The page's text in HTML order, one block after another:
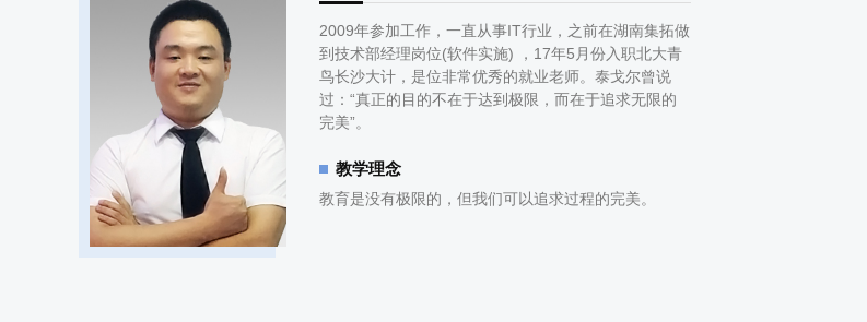
2009年参加工作，一直从事IT行业，之前在湖南集拓做
到技术部经理岗位(软件实施) ，17年5月份入职北大青
鸟长沙大计，是位非常优秀的就业老师。泰戈尔曾说
过：“真正的目的不在于达到极限，而在于追求无限的
完美”。
教学理念
教育是没有极限的，但我们可以追求过程的完美。